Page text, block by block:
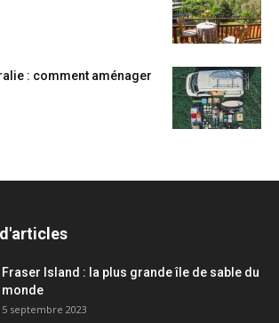
: comment aménager
Fraser Island : la plus grande île de sable du
monde
5 septembre 2023